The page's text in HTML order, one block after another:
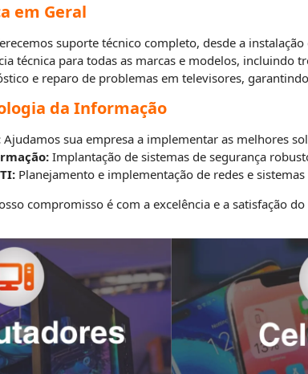
em Geral
suporte técnico completo, desde a
técnica para todas as marcas e modelos, incluindo
e reparo de problemas em televisores,
da Informação
Ajudamos sua empresa a implementar as melhores
Implantação de sistemas de segurança
Planejamento e implementação de redes e
compromisso é com a excelência e a satisfação